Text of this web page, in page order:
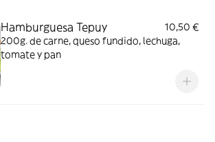
Hamburguesa Tepuy
10,50 €
200g. de carne, queso fundido, lechuga,
tomate y pan